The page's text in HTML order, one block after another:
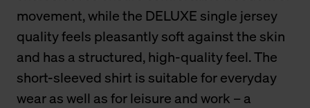
movement, while the DELUXE single jersey
quality feels pleasantly soft against the skin
and has a structured, high-quality feel. The
short-sleeved shirt is suitable for everyday
wear as well as for leisure and work – a